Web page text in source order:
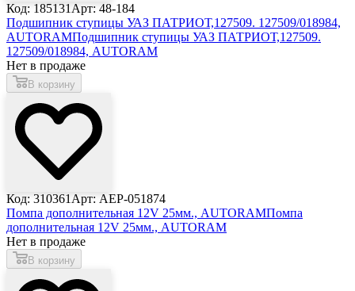
Код: 185131 Арт: 48-184
Подшипник ступицы УАЗ ПАТРИОТ,127509. 127509/018984,
AUTORAMПодшипник ступицы УАЗ ПАТРИОТ,127509.
127509/018984, AUTORAM
Нет в продаже
В корзину
Код: 310361 Арт: AEP-051874
Помпа дополнительная 12V 25мм., AUTORAMПомпа
дополнительная 12V 25мм., AUTORAM
Нет в продаже
В корзину